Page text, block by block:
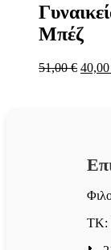
Μπέζ
51,00€ 40,00
ΤΚ: